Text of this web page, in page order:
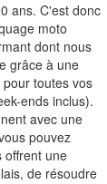
ans. C'est donc
moto
dont nous
grâce à une
toutes vos
ends inclus).
avec une
pouvez
offrent une
de résoudre